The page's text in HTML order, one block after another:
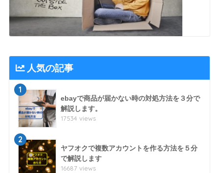
人気の記事
1
ebayで商品が届かない時の対処方法を３分で
解説します。
17534 views
2
ヤフオクで複数アカウントを作る方法を５分
で解説します
16687 views